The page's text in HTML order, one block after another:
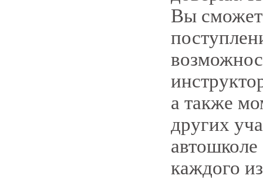
Вы
а также
других
каждого